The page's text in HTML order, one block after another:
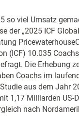
so viel Umsatz
der „2025 ICF
(ICF) 10.035
Die Erhebung
Coachs im
aus dem Jahr
1,17 Milliarden US-
nach